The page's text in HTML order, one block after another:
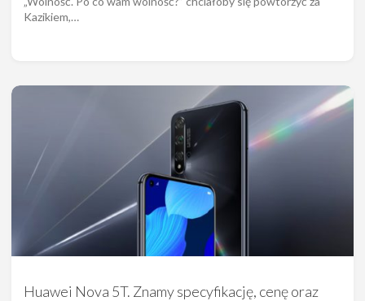
Kazikiem,…
Huawei Nova 5T. Znamy specyfikację, cenę oraz